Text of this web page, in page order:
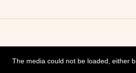
The media could not be loaded, either